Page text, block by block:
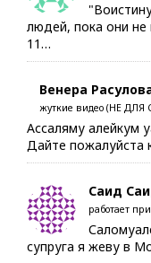
людей, пока они не
11…
Венера
жуткие видео (НЕ
Ассаляму алейкум
Дайте пожалуйста
Саид
работает
супруга я жеву в